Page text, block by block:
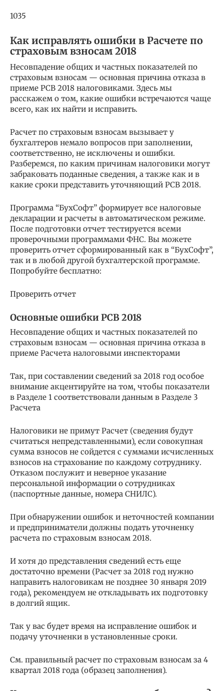
1035
Как исправлять ошибки в Расчете по
страховым взносам 2018
Несовпадение общих и частных показателей по
страховым взносам — основная причина отказа в
приеме РСВ 2018 налоговиками. Здесь мы
расскажем о том, какие ошибки встречаются чаще
всего, как их найти и исправить.
Расчет по страховым взносам вызывает у
бухгалтеров немало вопросов при заполнении,
соответственно, не исключены и ошибки.
Разберемся, по каким причинам налоговики могут
забраковать поданные сведения, а также как и в
какие сроки представить уточняющий РСВ 2018.
Программа “БухСофт” формирует все налоговые
декларации и расчеты в автоматическом режиме.
После подготовки отчет тестируется всеми
проверочными программами ФНС. Вы можете
проверить отчет сформированный как в “БухСофт”,
так и в любой другой бухгалтерской программе.
Попробуйте бесплатно:
Проверить отчет
Основные ошибки РСВ 2018
Несовпадение общих и частных показателей по
страховым взносам — основная причина отказа в
приеме Расчета налоговыми инспекторами
Так, при составлении сведений за 2018 год особое
внимание акцентируйте на том, чтобы показатели
в Разделе 1 соответствовали данным в Разделе 3
Расчета
Налоговики не примут Расчет (сведения будут
считаться непредставленными), если совокупная
сумма взносов не сойдется с суммами исчисленных
взносов на страхование по каждому сотруднику.
Отказом послужит и неверное указание
персональной информации о сотрудниках
(паспортные данные, номера СНИЛС).
При обнаружении ошибок и неточностей компании
и предприниматели должны подать уточненку
расчета по страховым взносам 2018.
И хотя до представления сведений есть еще
достаточно времени (Расчет за 2018 год нужно
направить налоговикам не позднее 30 января 2019
года), рекомендуем не откладывать их подготовку
в долгий ящик.
Так у вас будет время на исправление ошибок и
подачу уточненки в установленные сроки.
См. правильный расчет по страховым взносам за 4
квартал 2018 года (образец заполнения).